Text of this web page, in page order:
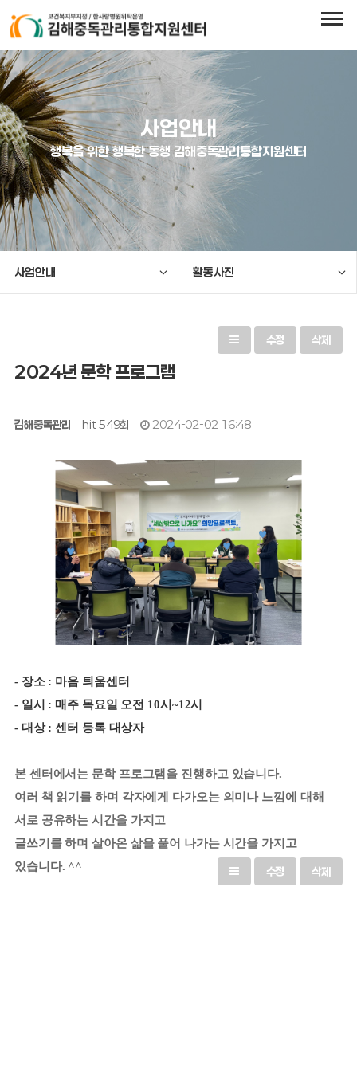
사업안내
행복을 위한 행복한 동행 김해중독관리통합지원센터
사업안내 활동사진
수정 삭제
2024년 문학 프로그램
김해중독관리 hit 549회 2024-02-02 16:48
- 장소 : 마음 틔움센터
- 일시 : 매주 목요일 오전 10시~12시
- 대상 : 센터 등록 대상자
본 센터에서는 문학 프로그램을 진행하고 있습니다.
여러 책 읽기를 하며 각자에게 다가오는 의미나 느낌에 대해
서로 공유하는 시간을 가지고
글쓰기를 하며 살아온 삶을 풀어 나가는 시간을 가지고
있습니다. ^^
수정 삭제